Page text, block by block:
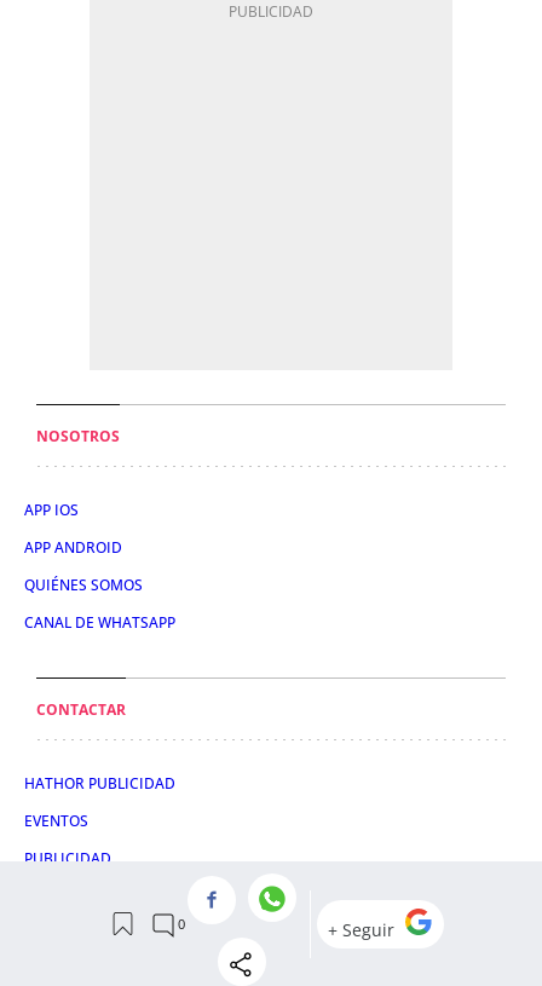
NOSOTROS
APP IOS
APP ANDROID
QUIÉNES SOMOS
CANAL DE WHATSAPP
CONTACTAR
HATHOR PUBLICIDAD
EVENTOS
PUBLICIDAD